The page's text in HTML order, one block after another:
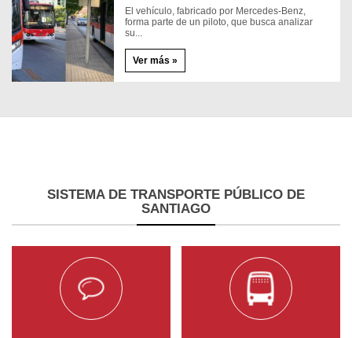
El vehículo, fabricado por Mercedes-Benz,
forma parte de un piloto, que busca analizar
su...
Ver más »
SISTEMADE TRANSPORTE PÚBLICO DE
SANTIAGO